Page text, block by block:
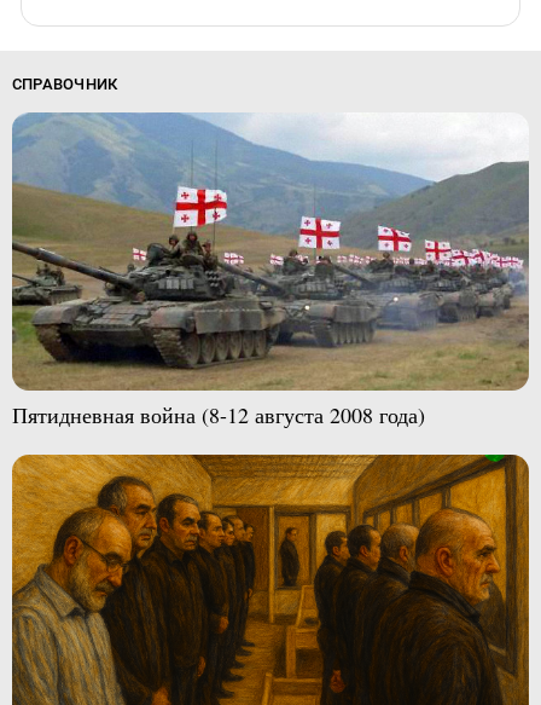
СПРАВОЧНИК
Пятидневная война (8-12 августа 2008 года)